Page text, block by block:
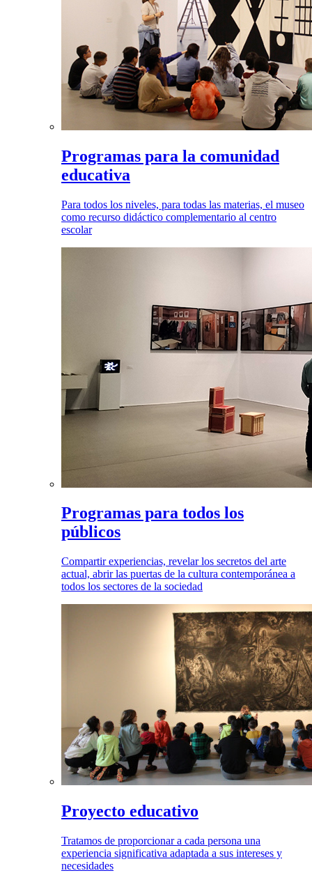
Programas para la comunidad
educativa
Para todos los niveles, para todas las materias, el museo
como recurso didáctico complementario al centro
escolar
Programas para todos los
públicos
Compartir experiencias, revelar los secretos del arte
actual, abrir las puertas de la cultura contemporánea a
todos los sectores de la sociedad
Proyecto educativo
Tratamos de proporcionar a cada persona una
experiencia significativa adaptada a sus intereses y
necesidades